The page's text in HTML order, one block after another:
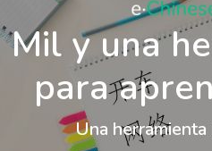
Mil y una
para
Una